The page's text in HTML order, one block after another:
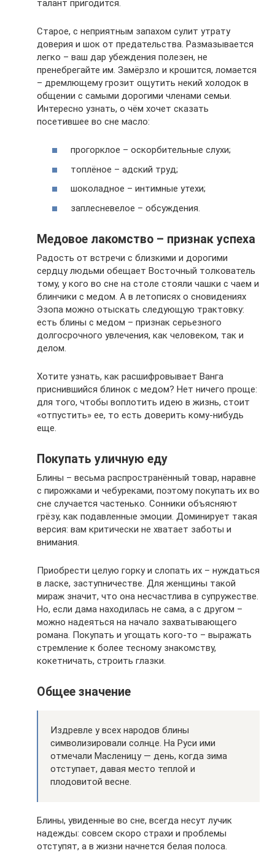
талант пригодится.
Старое, с неприятным запахом сулит утрату
доверия и шок от предательства. Размазывается
легко – ваш дар убеждения полезен, не
пренебрегайте им. Замёрзло и крошится, ломается
– дремлющему грозит ощутить некий холодок в
общении с самыми дорогими членами семьи.
Интересно узнать, о чём хочет сказать
посетившее во сне масло:
прогорклое – оскорбительные слухи;
топлёное – адский труд;
шоколадное – интимные утехи;
заплесневелое – обсуждения.
Медовое лакомство – признак успеха
Радость от встречи с близкими и дорогими
сердцу людьми обещает Восточный толкователь
тому, у кого во сне на столе стояли чашки с чаем и
блинчики с медом. А в летописях о сновидениях
Эзопа можно отыскать следующую трактовку:
есть блины с медом – признак серьезного
долгосрочного увлечения, как человеком, так и
делом.
Хотите узнать, как расшифровывает Ванга
приснившийся блинок с медом? Нет ничего проще:
для того, чтобы воплотить идею в жизнь, стоит
«отпустить» ее, то есть доверить кому-нибудь
еще.
Покупать уличную еду
Блины – весьма распространённый товар, наравне
с пирожками и чебуреками, поэтому покупать их во
сне случается частенько. Сонники объясняют
грёзу, как подавленные эмоции. Доминирует такая
версия: вам критически не хватает заботы и
внимания.
Приобрести целую горку и слопать их – нуждаться
в ласке, заступничестве. Для женщины такой
мираж значит, что она несчастлива в супружестве.
Но, если дама находилась не сама, а с другом –
можно надеяться на начало захватывающего
романа. Покупать и угощать кого-то – выражать
стремление к более тесному знакомству,
кокетничать, строить глазки.
Общее значение
Издревле у всех народов блины
символизировали солнце. На Руси ими
отмечали Масленицу — день, когда зима
отступает, давая место теплой и
плодовитой весне.
Блины, увиденные во сне, всегда несут лучик
надежды: совсем скоро страхи и проблемы
отступят, а в жизни начнется белая полоса.